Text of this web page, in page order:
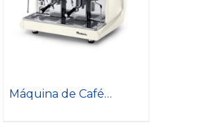
Máquina de Café